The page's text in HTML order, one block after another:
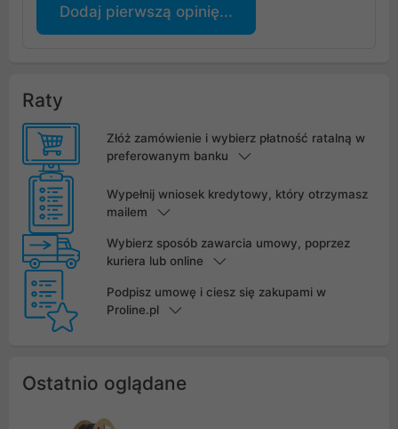
Dodaj pierwszą opinię...
Raty
Złóż zamówienie i wybierz płatność ratalną w
preferowanym banku
Wypełnij wniosek kredytowy, który otrzymasz
mailem
Wybierz sposób zawarcia umowy, poprzez
kuriera lub online
Podpisz umowę i ciesz się zakupami w
Proline.pl
Ostatnio oglądane